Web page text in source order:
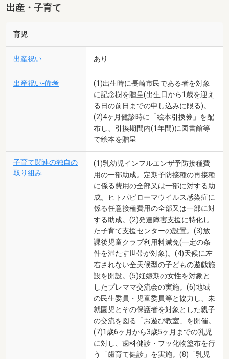
出産・子育て
育児
出産祝い あり
出産祝い-備考
(1)出生時に長崎市民である者を対象
に記念樹を贈呈(出生日から1歳を迎え
る日の前日までの申し込みに限る)。
(2)4ヶ月健診時に「絵本引換券」を配
布し、引換期間内(1年間)に図書館等
で絵本を贈呈
子育て関連の独自の
取り組み
(1)乳幼児インフルエンザ予防接種費
用の一部助成。定期予防接種の再接種
に係る費用の全部又は一部に対する助
成。ヒトパピローマウイルス感染症に
係る任意接種費用の全部又は一部に対
する助成。(2)発達障害支援に特化し
た子育て支援センターの設置。(3)放
課後児童クラブ利用料減免(一定の条
件を満たす世帯が対象)。(4)天候に左
右されない全天候型の子どもの遊戯施
設を開設。(5)妊娠期の女性を対象と
したプレママ交流会の実施。(6)地域
の民生委員・児童委員等と協力し、未
就園児とその保護者を対象とした親子
の交流を図る「お遊び教室」を開催。
(7)1歳6ヶ月から3歳5ヶ月までの乳児
に対し、歯科健診・フッ化物塗布を行
う「歯育て健診」を実施。(8)「乳児